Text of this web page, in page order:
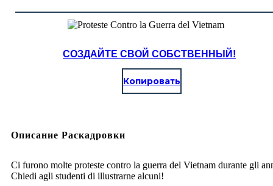
СОЗДАЙТЕ СВОЙ СОБСТВЕННЫЙ!
Копировать
Описание Раскадровки
Ci furono molte proteste contro la guerra del Vietnam durante gli
Chiedi agli studenti di illustrarne alcuni!